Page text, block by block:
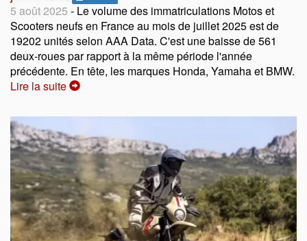
5 août 2025 - Le volume des immatriculations Motos et
Scooters neufs en France au mois de juillet 2025 est de
19202 unités selon AAA Data. C'est une baisse de 561
deux-roues par rapport à la même période l'année
précédente. En tête, les marques Honda, Yamaha et BMW.
Lire la suite